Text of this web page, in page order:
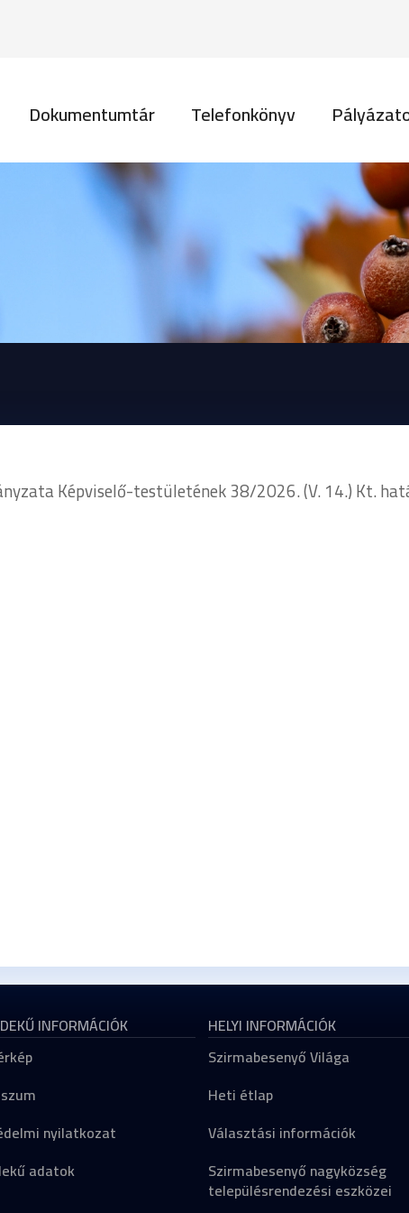
Dokumentumtár Telefonkönyv
Képviselő-testületének 38/2026. (V. 14.) Kt.
INFORMÁCIÓK
nyilatkozat
adatok
HELYI INFORMÁCIÓK
Szirmabesenyő Világa
Heti étlap
Választási információk
Szirmabesenyő nagyközség
településrendezési eszközei